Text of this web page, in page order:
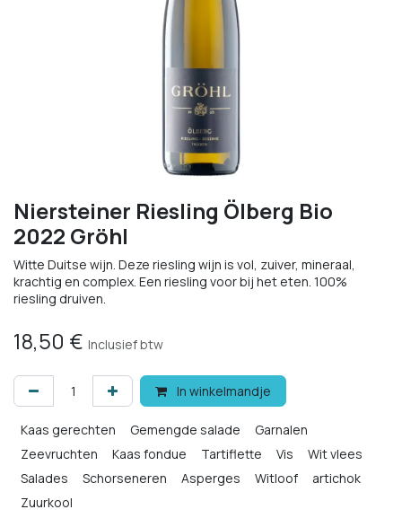
Niersteiner Riesling Ölberg Bio
2022 Gröhl
Witte Duitse wijn. Deze riesling wijn is vol, zuiver, mineraal,
krachtig en complex. Een riesling voor bij het eten. 100%
riesling druiven.
18,50 € Inclusief btw
In winkelmandje
Kaas gerechten Gemengde salade
Garnalen
Zeevruchten
Kaas fondue Tartiflette Vis
Wit vlees
Salades
Schorseneren Asperges Witloof
artichok
Zuurkool